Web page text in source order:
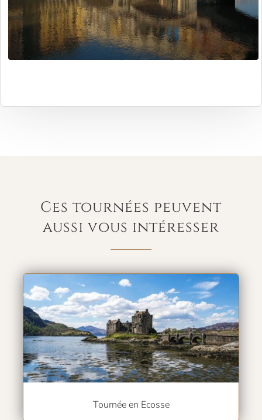
Ces tournées peuvent
aussi vous intéresser
Tournée en Ecosse